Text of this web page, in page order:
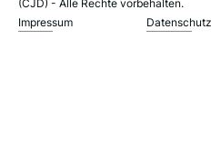
(CJD) - Alle Rechte vorbehalten.
Impressum
Datenschutz